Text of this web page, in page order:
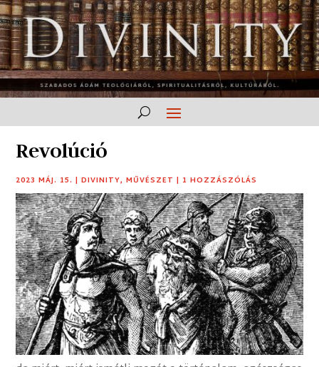
Revolúció
2023 MÁJ. 15. |DIVINITY,MŰVÉSZET | 1 HOZZÁSZÓLÁS